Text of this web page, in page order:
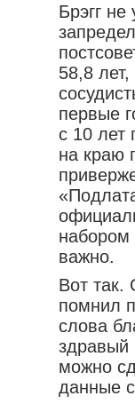
Брэгг
58,8
первые
с 10 лет
на краю
набором
важно.
Вот так.
помнил
слова
здравый
можно
данные